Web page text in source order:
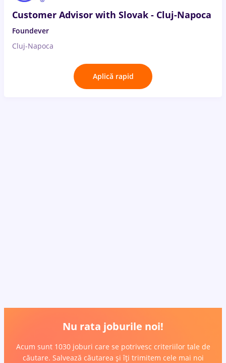
Customer Advisor with Slovak - Cluj-Napoca
Foundever
Cluj-Napoca
Aplică rapid
Nu rata joburile noi!
Acum sunt 1030 joburi care se potrivesc criteriilor tale de
căutare. Salvează căutarea și îți trimitem cele mai noi